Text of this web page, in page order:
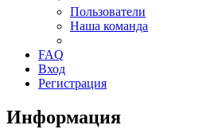
Пользователи
Наша команда
FAQ
Вход
Регистрация
Информация